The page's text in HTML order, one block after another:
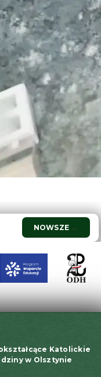
NOWSZE →
Katolickie
w Olsztynie